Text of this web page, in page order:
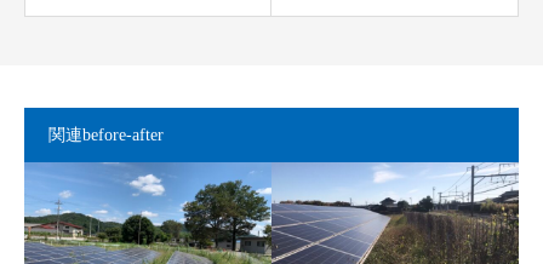
関連before-after